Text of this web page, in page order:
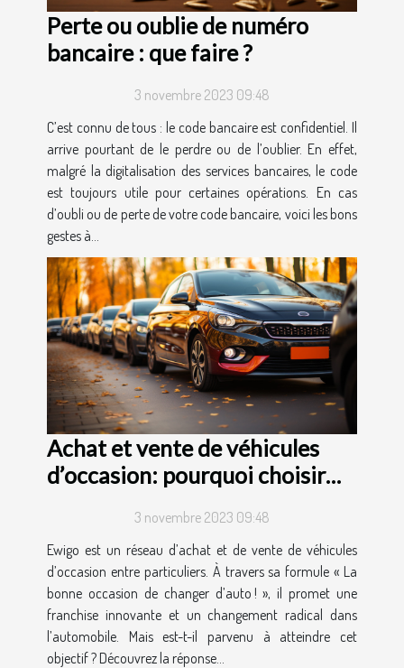
Perte ou oublie de numéro
bancaire : que faire ?
3 novembre 2023 09:48
C’est connu de tous : le code bancaire est confidentiel. Il
arrive pourtant de le perdre ou de l’oublier. En effet,
malgré la digitalisation des services bancaires, le code
est toujours utile pour certaines opérations. En cas
d’oubli ou de perte de votre code bancaire, voici les bons
gestes à...
Achat et vente de véhicules
d’occasion: pourquoi choisir
3 novembre 2023 09:48
Ewigo est un réseau d’achat et de vente de véhicules
d’occasion entre particuliers. À travers sa formule « La
bonne occasion de changer d’auto ! », il promet une
franchise innovante et un changement radical dans
l’automobile. Mais est-t-il parvenu à atteindre cet
objectif ? Découvrez la réponse...